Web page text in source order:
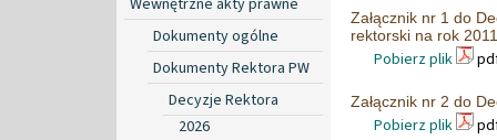
Dokumenty ogólne
Dokumenty Rektora PW
Decyzje Rektora
2026
Załącznik nr 1 do
rektorski na rok 2011
Pobierz plik
Załącznik nr 2 do
Pobierz plik